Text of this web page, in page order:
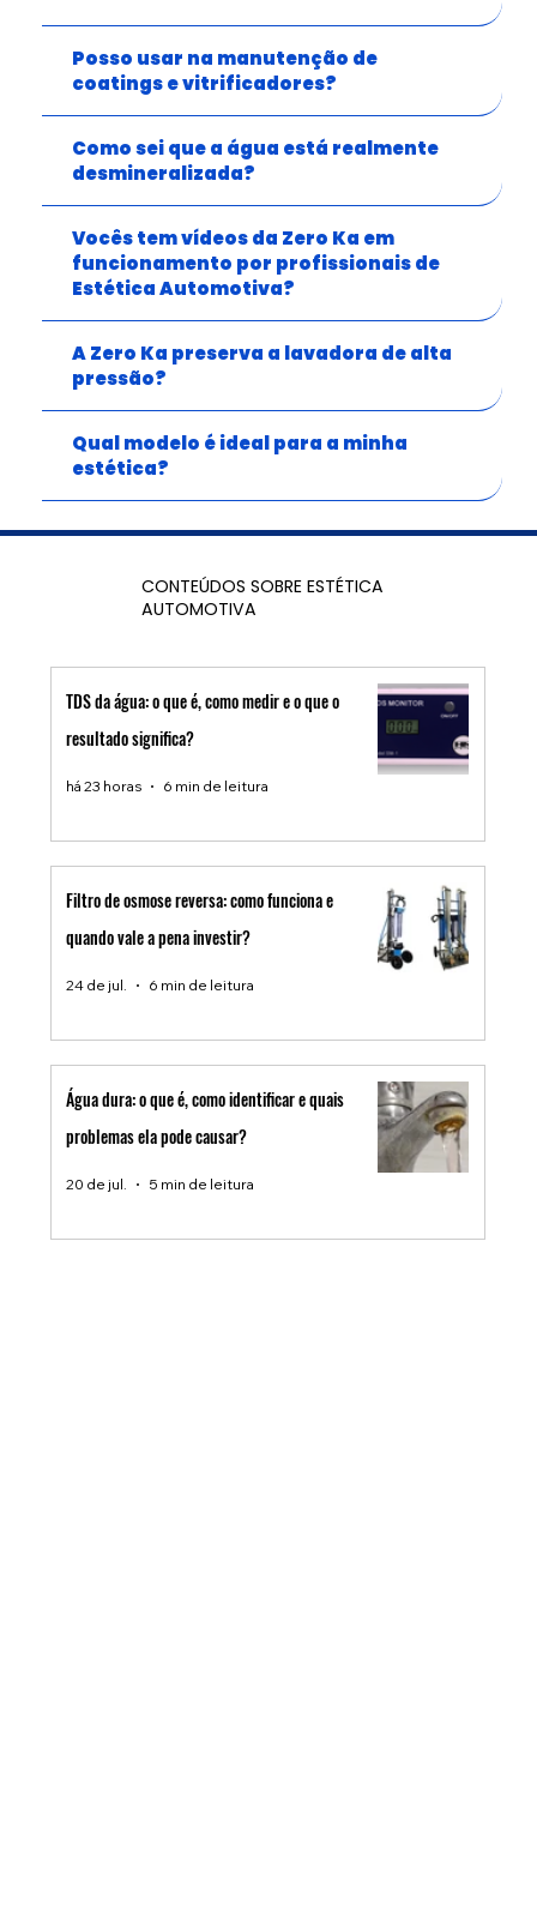
Posso usar na manutenção de
coatings e vitrificadores?
Como sei que a água está realmente
desmineralizada?
Vocês tem vídeos da Zero Ka em
funcionamento por profissionais de
Estética Automotiva?
A Zero Ka preserva a lavadora de alta
pressão?
Qual modelo é ideal para a minha
estética?
CONTEÚDOS SOBRE ESTÉTICA
AUTOMOTIVA
TDS da água: o que é, como medir e o que o
resultado significa?
há 23 horas 6 min de leitura
Filtro de osmose reversa: como funciona e
quando vale a pena investir?
24 de jul. 6 min de leitura
Água dura: o que é, como identificar e quais
problemas ela pode causar?
20 de jul. 5 min de leitura